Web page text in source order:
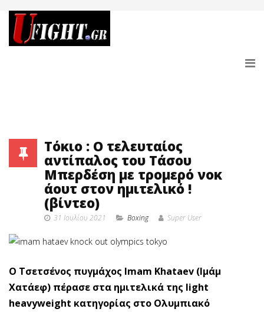
Tόκιο : Ο τελευταίος
αντίπαλος του Τάσου
Μπερδέση με τρομερό νοκ
άουτ στον ημιτελικό !
(βίντεο)
31 Ιουλίου 2021 Boxing Super User
O Τσετσένος πυγμάχος Imam Khataev (Ιμάμ
Χατάεφ) πέρασε στα ημιτελικά της light
heavyweight κατηγορίας στο Ολυμπιακό